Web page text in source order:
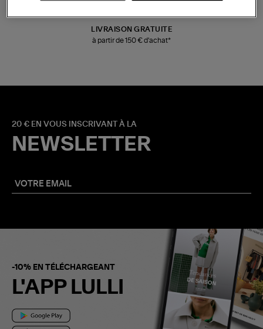
LIVRAISON GRATUITE
à partir de 150 € d'achat*
20 € EN VOUS INSCRIVANT À LA
NEWSLETTER
-10% EN TÉLÉCHARGEANT
L'APP LULLI